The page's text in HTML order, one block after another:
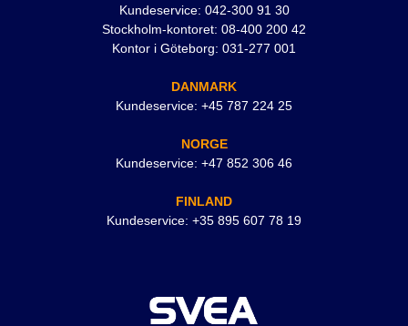
Kundeservice: 042-300 91 30
Stockholm-kontoret: 08-400 200 42
Kontor i Göteborg: 031-277 001
DANMARK
Kundeservice: +45 787 224 25
NORGE
Kundeservice: +47 852 306 46
FINLAND
Kundeservice: +35 895 607 78 19